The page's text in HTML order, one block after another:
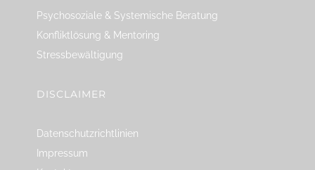
Psychosoziale & Systemische Beratung
Konfliktlösung & Mentoring
Stressbewältigung
DISCLAIMER
Datenschutzrichtlinien
Impressum